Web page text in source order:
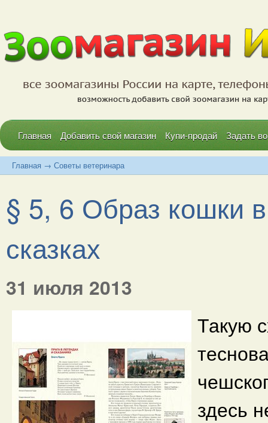
Главная Добавить свой магазин Купи-продай Задать
Главная → Советы ветеринара
§ 5, 6 Образ кошки
сказках
31 июля 2013
Такую
здесь